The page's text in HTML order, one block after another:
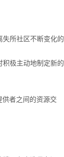
失所社区不断变化的
积极主动地制定新的
供者之间的资源交